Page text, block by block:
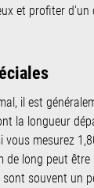
et profiter
il est
la longueur
vous mesurez
de long peut être
souvent un